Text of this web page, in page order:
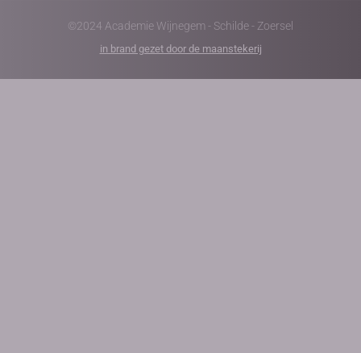
©2024 Academie Wijnegem - Schilde - Zoersel
in brand gezet door de maanstekerij